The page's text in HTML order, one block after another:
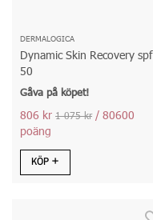
DERMALOGICA
Dynamic Skin Recovery spf
50
Gåva på köpet!
806 kr 1 075 kr/ 80600
poäng
KÖP